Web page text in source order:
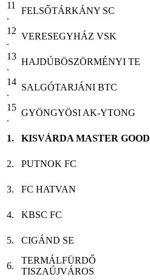
11
.
FELSŐTÁRKÁNY SC
12
.
VERESEGYHÁZ VSK
13
.
HAJDÚBÖSZÖRMÉNYI TE
14
.
SALGÓTARJÁNI BTC
15
.
GYÖNGYÖSI AK-YTONG
1. KISVÁRDA MASTER GOOD
2. PUTNOK FC
3. FC HATVAN
4. KBSC FC
5. CIGÁND SE
6.
TERMÁLFÜRDŐ
TISZAÚJVÁROS